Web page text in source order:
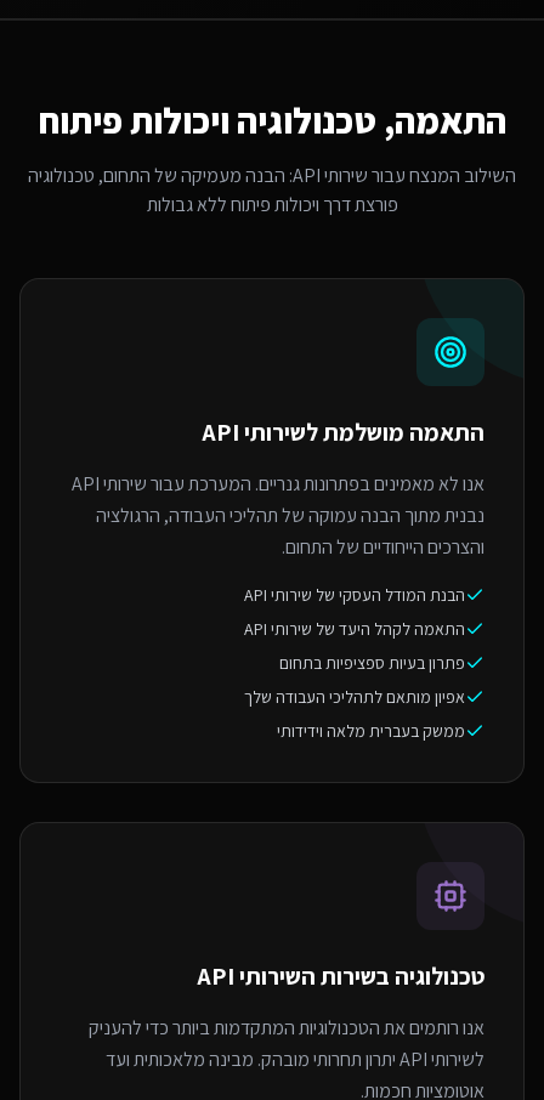
התאמה, טכנולוגיה ויכולות פיתוח
השילוב המנצח עבורשירותי API
: הבנה מעמיקה של התחום, טכנולוגיה
פורצת דרך ויכולות פיתוח ללא גבולות
התאמה מושלמת לשירותי API
אנו לא מאמינים בפתרונות גנריים. המערכת עבור שירותי API
נבנית מתוך הבנה עמוקה של תהליכי העבודה, הרגולציה
והצרכים הייחודיים של התחום.
הבנת המודל העסקי של שירותי API
התאמה לקהל היעד של שירותי API
פתרון בעיות ספציפיות בתחום
אפיון מותאם לתהליכי העבודה שלך
ממשק בעברית מלאה וידידותי
טכנולוגיה בשירות השירותי API
אנו רותמים את הטכנולוגיות המתקדמות ביותר כדי להעניק
לשירותי API יתרון תחרותי מובהק. מבינה מלאכותית ועד
אוטומציות חכמות.